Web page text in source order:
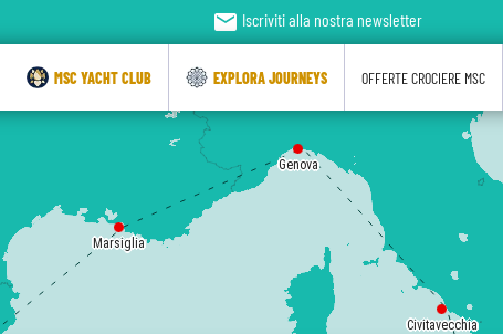
Marsiglia
Genova
Civitavecchia
email Iscriviti alla nostra newsletter
MSC YACHT CLUB EXPLORA JOURNEYS OFFERTE CROCIERE MSC